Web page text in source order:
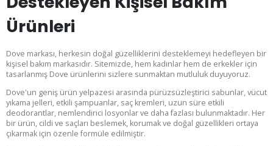
Ürünleri
Dove markası, herkesin doğal güzelliklerini desteklemeyi hedefleyen bir
kişisel bakım markasıdır. Sitemizde, hem kadınlar hem de erkekler için
tasarlanmış Dove ürünlerini sizlere sunmaktan mutluluk duyuyoruz.
Dove'un geniş ürün yelpazesi arasında pürüzsüzleştirici sabunlar, vücut
yıkama jelleri, etkili şampuanlar, saç kremleri, uzun süre etkili
deodorantlar, nemlendirici losyonlar ve daha fazlası bulunmaktadır. Her
bir ürün, cildi ve saçları beslemek, korumak ve doğal güzellikleri ortaya
çıkarmak için özenle formüle edilmiştir.